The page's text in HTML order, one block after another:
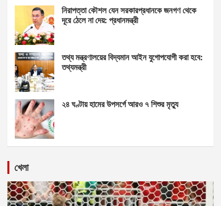
নিরাপত্তা কৌশল যেন সরকারপ্রধানকে জনগণ থেকে
দূরে ঠেলে না দেয়: প্রধানমন্ত্রী
তথ্য মন্ত্রণালয়ের বিদ্যমান আইন যুগোপযোগী করা হবে:
তথ্যমন্ত্রী
২৪ ঘণ্টায় হামের উপসর্গে আরও ৭ শিশুর মৃত্যু
খেলা